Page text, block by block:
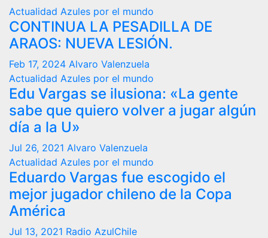
Actualidad Azules por el mundo
CONTINUA LA PESADILLA DE
ARAOS: NUEVA LESIÓN.
Feb 17, 2024 Alvaro Valenzuela
Actualidad Azules por el mundo
Edu Vargas se ilusiona: «La gente
sabe que quiero volver a jugar algún
día a la U»
Jul 26, 2021 Alvaro Valenzuela
Actualidad Azules por el mundo
Eduardo Vargas fue escogido el
mejor jugador chileno de la Copa
América
Jul 13, 2021 Radio AzulChile